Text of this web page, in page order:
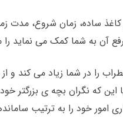
ساده، زمان شروع، مدت
آن به شما کمک می نماید را
را در شما زیاد می کند و
که نگران بچه ی بزرگتر
امور خود را به ترتیب